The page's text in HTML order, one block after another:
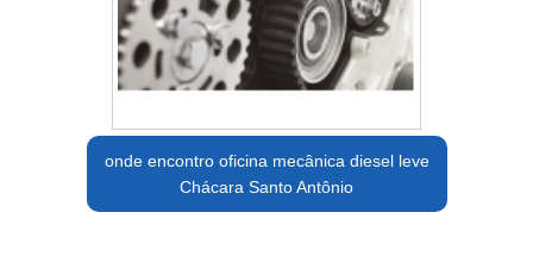
onde encontro oficina mecânica diesel leve
Chácara Santo Antônio